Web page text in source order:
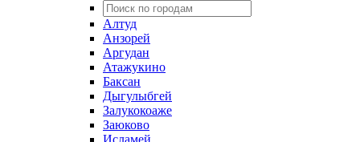
Алтуд
Анзорей
Аргудан
Атажукино
Баксан
Дыгулыбгей
Залукокоаже
Заюково
Исламей